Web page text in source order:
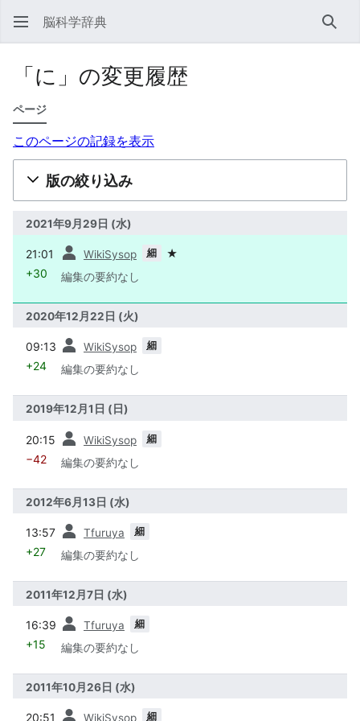
脳科学辞典 検索
「に」の変更履歴
ページ
このページの記録を表示
版の絞り込み
2021年9月29日 (水)
21:01 WikiSysop 細
+30 編集の要約なし
★
2020年12月22日 (火)
09:13 WikiSysop 細
+24 編集の要約なし
2019年12月1日 (日)
20:15 WikiSysop 細
−42 編集の要約なし
2012年6月13日 (水)
13:57 Tfuruya 細
+27 編集の要約なし
2011年12月7日 (水)
16:39 Tfuruya 細
+15 編集の要約なし
2011年10月26日 (水)
20:51 WikiSysop 細